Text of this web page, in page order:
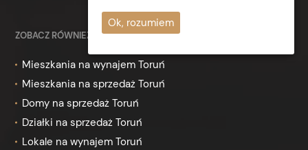
ZOBACZ RÓWNIEŻ
Mieszkania na wynajem Toruń
Mieszkania na sprzedaż Toruń
Domy na sprzedaż Toruń
Działki na sprzedaż Toruń
Lokale na wynajem Toruń
Ok, rozumiem